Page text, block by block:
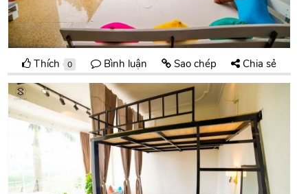
Thích 0 Bình luận Sao chép Chia sẻ